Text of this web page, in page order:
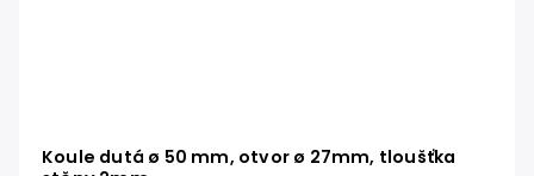
Koule dutá ø 50 mm, otvor ø 27mm, tloušťka